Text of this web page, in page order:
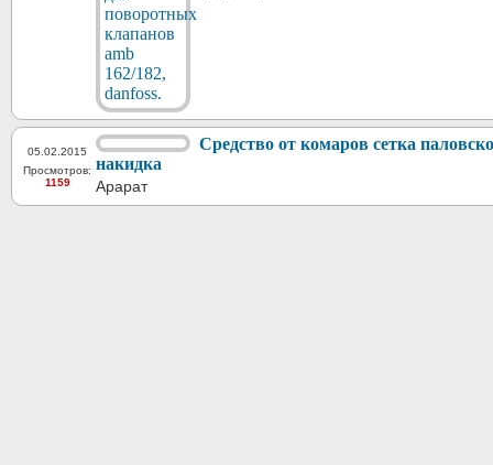
05.02.2015
Просмотров:
1159
Средство от комаров сетка
накидка
Арарат